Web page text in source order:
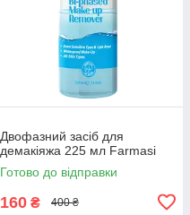
Двофазний засіб для
демакіяжа 225 мл Farmasi
Готово до відправки
160 ₴ 400 ₴